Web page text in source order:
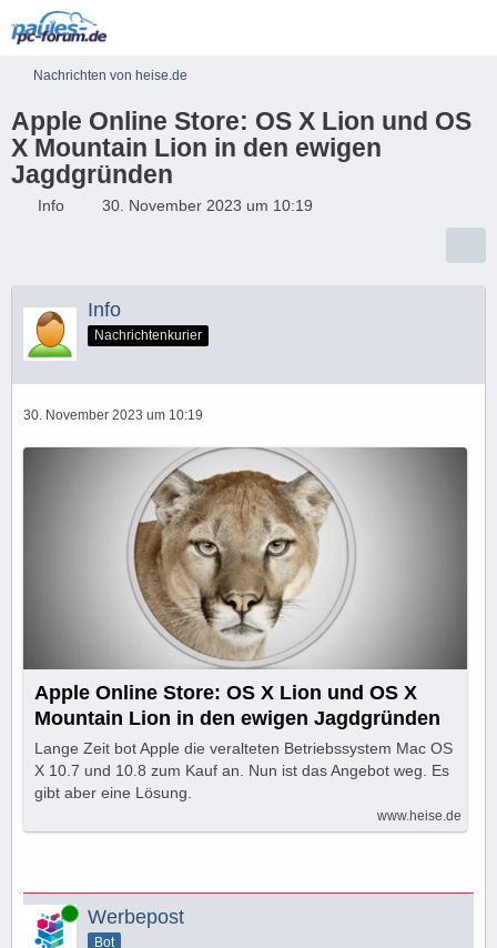
Nachrichten von heise.de
Apple Online Store: OS X Lion und OS
X Mountain Lion in den ewigen
Jagdgründen
Info 30. November 2023 um 10:19
Info
Nachrichtenkurier
30. November 2023 um 10:19
Apple Online Store: OS X Lion und OS X
Mountain Lion in den ewigen Jagdgründen
Lange Zeit bot Apple die veralteten Betriebssystem Mac OS
X 10.7 und 10.8 zum Kauf an. Nun ist das Angebot weg. Es
gibt aber eine Lösung.
www.heise.de
Online Werbepost
Bot